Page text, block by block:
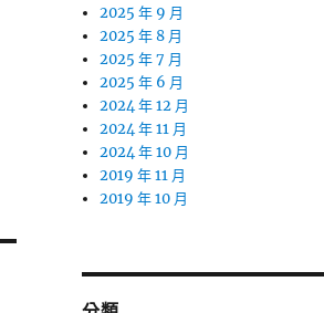
2025 年 9 月
2025 年 8 月
2025 年 7 月
2025 年 6 月
2024 年 12 月
2024 年 11 月
2024 年 10 月
2019 年 11 月
2019 年 10 月